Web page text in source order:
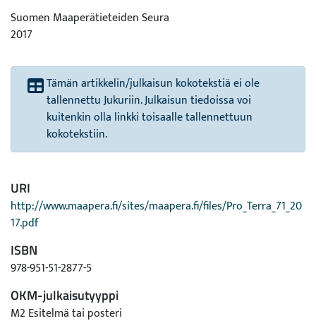
Suomen Maaperätieteiden Seura
2017
Tämän artikkelin/julkaisun kokotekstiä ei ole
tallennettu Jukuriin. Julkaisun tiedoissa voi
kuitenkin olla linkki toisaalle tallennettuun
kokotekstiin.
URI
http://www.maapera.fi/sites/maapera.fi/files/Pro_Terra_71_20
17.pdf
ISBN
978-951-51-2877-5
OKM-julkaisutyyppi
M2 Esitelmä tai posteri